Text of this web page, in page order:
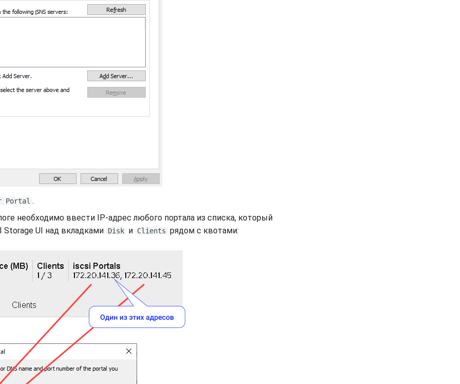
Portal .
необходимо ввести IP-адрес любого портала из списка, который
Storage UI над вкладками Disk и Clients рядом с квотами: